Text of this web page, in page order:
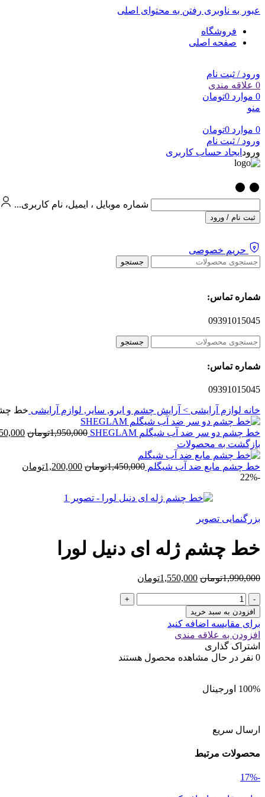
عبور به ناوبری رفتن به محتوای اصلی
فروشگاه
صفحه اصلی
ورود / ثبت نام
0 علاقه مندی
0 موارد 0تومان
منو
0 موارد 0تومان
ورود / ثبت نام
ورود ایجاد حساب کاربری
شماره موبایل ، ایمیل، نام کاربری...
ثبت نام / ورود
حریم خصوصی
جستجو
شماره تماس:
09391015045
جستجو
شماره تماس:
09391015045
خانه لوازم آرایشی > آرایش چشم و ابرو, سایر, لوازم آرایشی خط
خط چشم دو سر ضد آب شیگلم SHEGLAM 1,950,000تومان قیمت
بود.
بازگشت به محصولات
خط چشم مایع ضد آب شیگلم 1,450,000تومان قیمت
بود.
1,200,000تومان
-22%
بزرگنمایی تصویر
خط چشم ژله ای دنیل لورا
1,990,000تومان قیمت
بود.
1,550,000تومان
خط
چشم
ژله
ای
دنیل
لورا
عدد
افزودن به سبد خرید
برای مقایسه اضافه کنید
افزودن به علاقه مندی
اشتراک گذاری
0 نفر در حال مشاهده محصول هستند
100% اورجینال
ارسال سریع
محصولات مرتبط
-17%